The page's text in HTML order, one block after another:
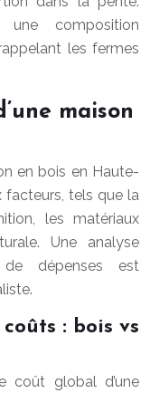
composition
les fermes
maison
en bois en Haute-
facteurs, tels que la
les matériaux
Une analyse
dépenses est
: bois vs
coût global d’une